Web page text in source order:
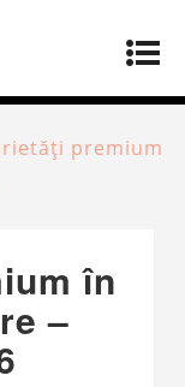
premium
în
–